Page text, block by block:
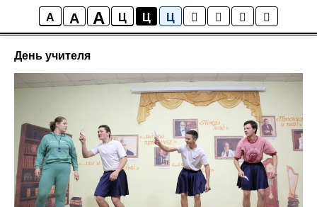
A A A Ц Ц Ц
Новости школы
День учителя